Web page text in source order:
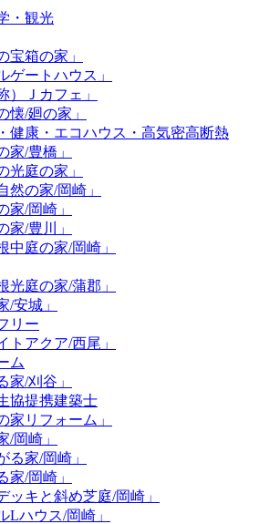
・観光
宝箱の家」
ゲートハウス」
）Ｊカフェ」
懐/廻の家」
健康・エコハウス・高気密高断熱
家/豊橋」
光庭の家」
然の家/岡崎」
家/岡崎」
家/豊川」
中庭の家/岡崎」
光庭の家/蒲郡」
/安城」
リー
トアクア/西尾」
ム
家/刈谷」
協提携建築士
家リフォーム」
/岡崎」
る家/岡崎」
家/岡崎」
ッキと斜め芝庭/岡崎」
Lハウス/岡崎」